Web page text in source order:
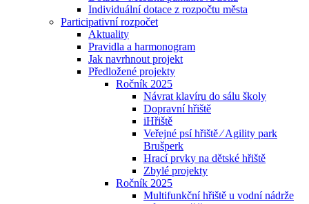
Individuální dotace z rozpočtu města
Participativní rozpočet
Aktuality
Pravidla a harmonogram
Jak navrhnout projekt
Předložené projekty
Ročník 2025
Návrat klavíru do sálu školy
Dopravní hřiště
iHřiště
Veřejné psí hřiště ⁄ Agility park
Brušperk
Hrací prvky na dětské hřiště
Zbylé projekty
Ročník 2025
Multifunkční hřiště u vodní nádrže